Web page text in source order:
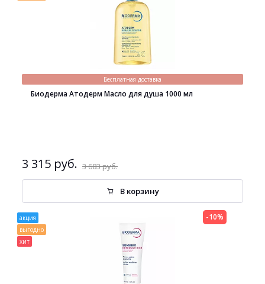
Бесплатная доставка
Биодерма Атодерм Масло для душа 1000 мл
3 315 руб. 3 683 руб.
В корзину
акция
выгодно
хит
-10%